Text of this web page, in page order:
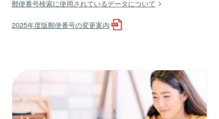
郵便番号検索に使用されているデータについて
2025年度版郵便番号の変更案内